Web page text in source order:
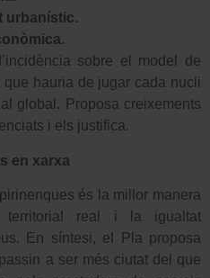
urbanístic.
sobre el model de
hauria de jugar cada nucli
global. Proposa creixements
i els justifica.
en xarxa
és la millor manera
territorial real i la igualtat
En síntesi, el Pla proposa
a ser més ciutat del que